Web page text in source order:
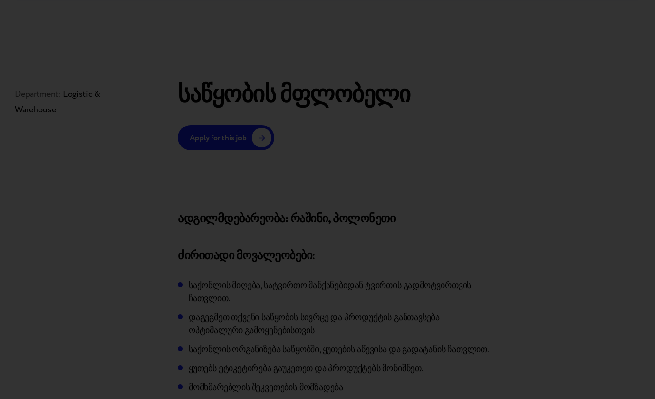
Department: Logistic &
Warehouse
საწყობის მფლობელი
Apply for this job
ადგილმდებარეობა: რაშინი, პოლონეთი
ძირითადი მოვალეობები:
საქონლის მიღება, სატვირთო მანქანებიდან ტვირთის გადმოტვირთვის
ჩათვლით.
დაგეგმეთ თქვენი საწყობის სივრცე და პროდუქტის განთავსება
ოპტიმალური გამოყენებისთვის
საქონლის ორგანიზება საწყობში, ყუთების აწევისა და გადატანის ჩათვლით.
ყუთებს ეტიკეტირება გაუკეთეთ და პროდუქტებს მონიშნეთ.
მომხმარებლის შეკვეთების მომზადება